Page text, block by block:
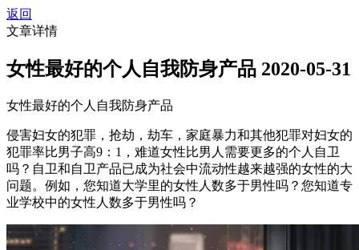
返回
文章详情
女性最好的个人自我防身产品 2020-05-31
女性最好的个人自我防身产品
侵害妇女的犯罪，抢劫，劫车，家庭暴力和其他犯罪对妇女的
犯罪率比男子高9：1，难道女性比男人需要更多的个人自卫
吗？自卫和自卫产品已成为社会中流动性越来越强的女性的大
问题。例如，您知道大学里的女性人数多于男性吗？您知道专
业学校中的女性人数多于男性吗？